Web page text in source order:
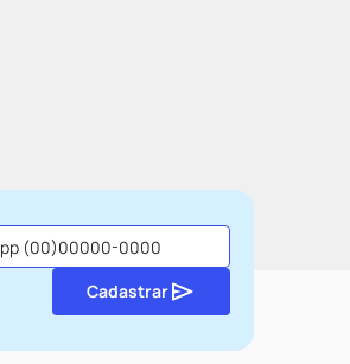
Cadastrar